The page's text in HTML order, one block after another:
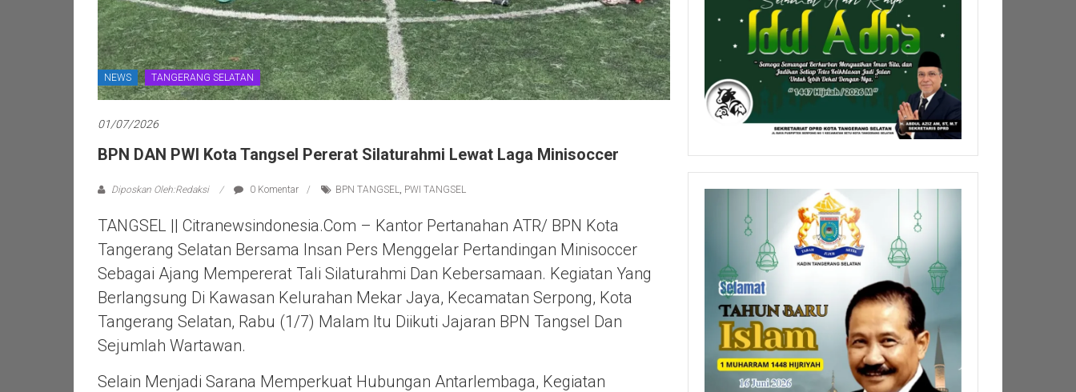
NEWS TANGERANG SELATAN
01/07/2026
BPN DAN PWI Kota Tangsel Pererat Silaturahmi Lewat Laga Minisoccer
Diposkan Oleh:Redaksi 0 Komentar BPN TANGSEL, PWI TANGSEL
TANGSEL || Citranewsindonesia.com – Kantor Pertanahan ATR/ BPN Kota
Tangerang Selatan Bersama Insan Pers Menggelar Pertandingan Minisoccer
Sebagai Ajang Mempererat Tali Silaturahmi Dan Kebersamaan. Kegiatan Yang
Berlangsung Di Kawasan Kelurahan Mekar Jaya, Kecamatan Serpong, Kota
Tangerang Selatan, Rabu (1/7) Malam Itu Diikuti Jajaran BPN Tangsel Dan
Sejumlah Wartawan.
Selain Menjadi Sarana Memperkuat Hubungan Antarlembaga, Kegiatan